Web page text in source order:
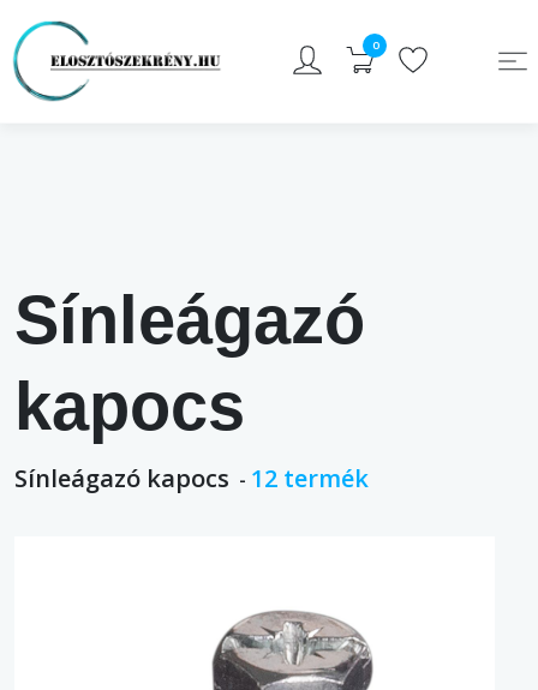
0
Sínleágazó
kapocs
Sínleágazó kapocs - 12 termék